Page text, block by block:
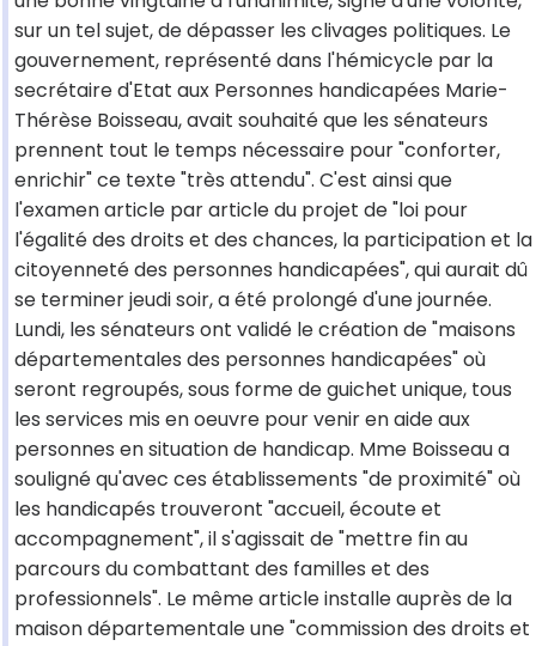
sur un tel sujet, de dépasser les clivages politiques. Le
gouvernement, représenté dans l'hémicycle par la
secrétaire d'Etat aux Personnes handicapées Marie-
Thérèse Boisseau, avait souhaité que les sénateurs
prennent tout le temps nécessaire pour "conforter,
enrichir" ce texte "très attendu". C'est ainsi que
l'examen article par article du projet de "loi pour
l'égalité des droits et des chances, la participation et la
citoyenneté des personnes handicapées", qui aurait dû
se terminer jeudi soir, a été prolongé d'une journée.
Lundi, les sénateurs ont validé le création de "maisons
départementales des personnes handicapées" où
seront regroupés, sous forme de guichet unique, tous
les services mis en oeuvre pour venir en aide aux
personnes en situation de handicap. Mme Boisseau a
souligné qu'avec ces établissements "de proximité" où
les handicapés trouveront "accueil, écoute et
accompagnement", il s'agissait de "mettre fin au
parcours du combattant des familles et des
professionnels". Le même article installe auprès de la
maison départementale une "commission des droits et